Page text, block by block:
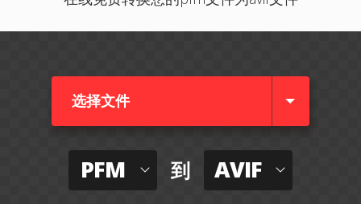
选择文件
PFM 到 AVIF